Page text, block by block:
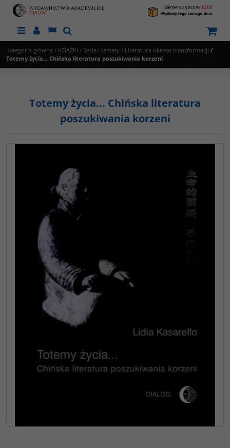
MenuPanelLangSzukaj
Kategoria główna / KSIĄŻKI / Serie i tematy / Literatura okresu transformacji /
Totemy życia... Chińska literatura poszukiwania korzeni
Totemy życia... Chińska literatura
poszukiwania korzeni